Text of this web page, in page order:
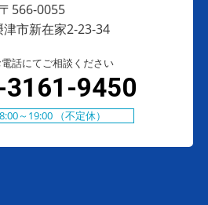
〒566-0055
津市新在家2-23-34
話にてご相談ください
3161-9450
～19:00 （不定休）